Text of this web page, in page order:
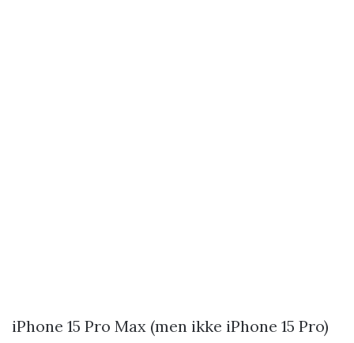
iPhone 15 Pro Max (men ikke iPhone 15 Pro)